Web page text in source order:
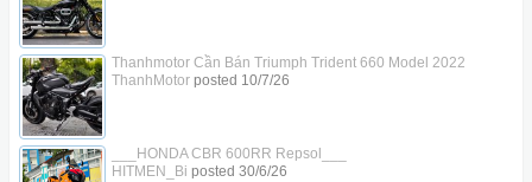
Thanhmotor Cần Bán Triumph Trident 660 Model 2022
ThanhMotorposted 10/7/26
___HONDA CBR 600RR Repsol___
HITMEN_Bi posted 30/6/26